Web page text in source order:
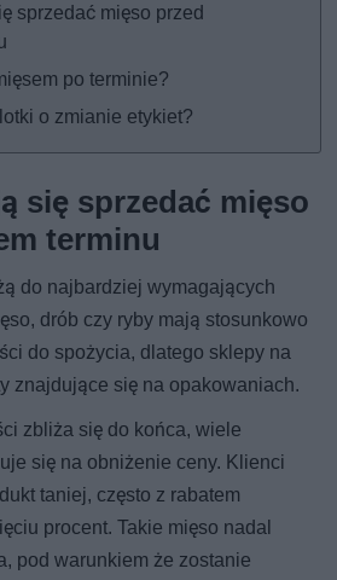
sprzedać mięso przed
po terminie?
o zmianie etykiet?
się sprzedać mięso
terminu
do najbardziej wymagających
drób czy ryby mają stosunkowo
do spożycia, dlatego sklepy na
znajdujące się na opakowaniach.
zbliża się do końca, wiele
się na obniżenie ceny. Klienci
taniej, często z rabatem
procent. Takie mięso nadal
pod warunkiem że zostanie